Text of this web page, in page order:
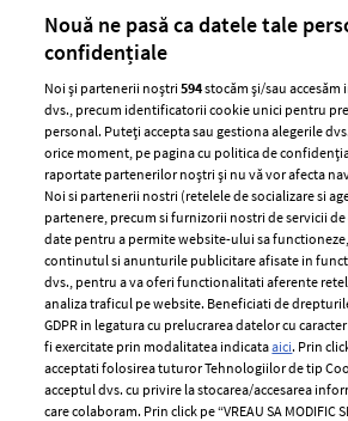
ELLE Style Awards
2024
Despre ELLE
Romania
Contact
Abonamente
Nouă ne pasă ca datele tale
confidențiale
Noi și partenerii noștri594stocăm și/sau
dvs., precum identificatorii cookie unici pentru
personal. Puteți accepta sau gestiona alegerile
orice moment, pe pagina cu politica de
raportate partenerilor noștri și nu vă vor afecta
Noi si partenerii nostri (retelele de socializare si
partenere, precum si furnizorii nostri de servicii
date pentru a permite website-ului sa
continutul si anunturile publicitare afisate in
dvs., pentru a va oferi functionalitati aferente
analiza traficul pe website. Beneficiati de
GDPR in legatura cu prelucrarea datelor cu
fi exercitate prin modalitatea indicataaici. Prin
acceptati folosirea tuturor Tehnologiilor de tip
acceptul dvs. cu privire la stocarea/accesarea
care colaboram. Prin click pe “VREAU SA MODIFIC